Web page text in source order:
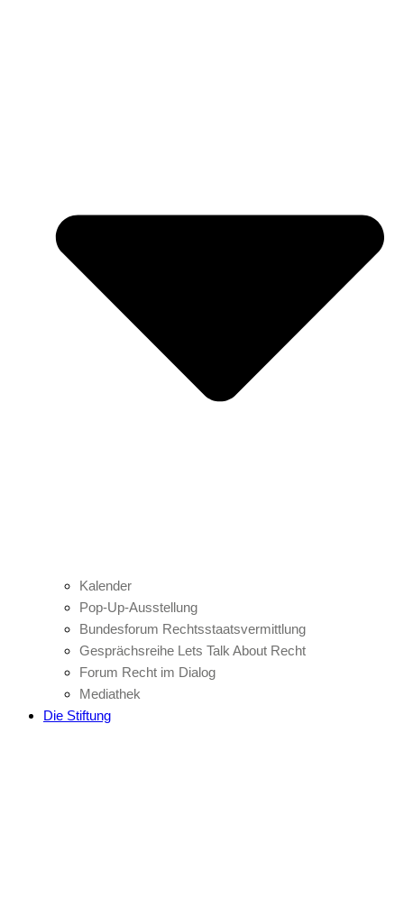
Kalender
Pop-Up-Ausstellung
Bundesforum Rechtsstaatsvermittlung
Gesprächsreihe Lets Talk About Recht
Forum Recht im Dialog
Mediathek
Die Stiftung